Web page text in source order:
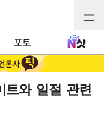
포토
트와 일절 관련